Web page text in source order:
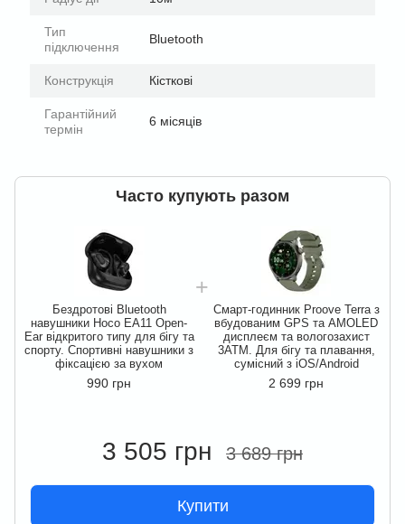
Тип
підключення
Bluetooth
Конструкція Кісткові
Гарантійний
термін
6 місяців
Часто купують разом
Бездротові Bluetooth
навушники Hoco EA11 Open-
Ear відкритого типу для бігу та
спорту. Спортивні навушники з
фіксацією за вухом
990 грн
Смарт-годинник Proove Terra з
вбудованим GPS та AMOLED
дисплеєм та вологозахист
3ATM. Для бігу та плавання,
сумісний з iOS/Android
2 699 грн
3 505 грн 3 689 грн
Купити